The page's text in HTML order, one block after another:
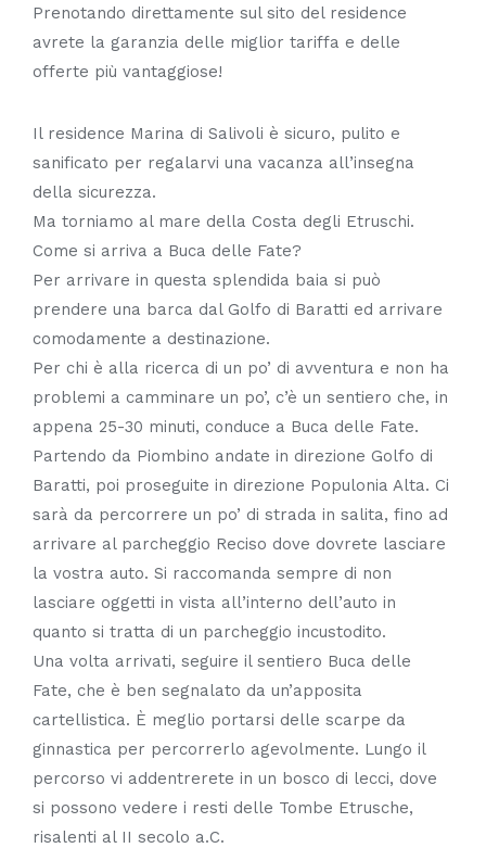
Prenotando direttamente sul sito del residence
avrete la garanzia delle miglior tariffa e delle
offerte più vantaggiose!
Il residence Marina di Salivoli è sicuro, pulito e
sanificato per regalarvi una vacanza all’insegna
della sicurezza.
Ma torniamo al mare della Costa degli Etruschi.
Come si arriva a Buca delle Fate?
Per arrivare in questa splendida baia si può
prendere una barca dal Golfo di Baratti ed arrivare
comodamente a destinazione.
Per chi è alla ricerca di un po’ di avventura e non ha
problemi a camminare un po’, c’è un sentiero che, in
appena 25-30 minuti, conduce a Buca delle Fate.
Partendo da Piombino andate in direzione Golfo di
Baratti, poi proseguite in direzione Populonia Alta. Ci
sarà da percorrere un po’ di strada in salita, fino ad
arrivare al parcheggio Reciso dove dovrete lasciare
la vostra auto. Si raccomanda sempre di non
lasciare oggetti in vista all’interno dell’auto in
quanto si tratta di un parcheggio incustodito.
Una volta arrivati, seguire il sentiero Buca delle
Fate, che è ben segnalato da un’apposita
cartellistica. È meglio portarsi delle scarpe da
ginnastica per percorrerlo agevolmente. Lungo il
percorso vi addentrerete in un bosco di lecci, dove
si possono vedere i resti delle Tombe Etrusche,
risalenti al II secolo a.C.